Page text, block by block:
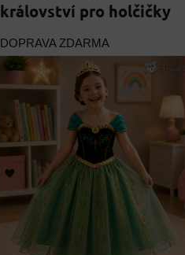
království pro holčičky
DOPRAVA ZDARMA